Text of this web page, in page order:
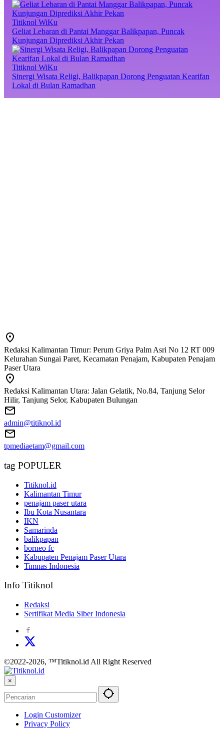
Titiknol WiKu
Geliat Lebaran di Pantai Manggar Balikpapan, Puncak
Kunjungan Diprediksi Akhir Pekan
Titiknol WiKu
Sinergi Wisata Religi, Balikpapan Dorong Penguatan Kearifan
Lokal di Bulan Ramadhan
Redaksi Kalimantan Timur: Perum Griya Palm Asri No 12 RT 009
Kelurahan Sungai Paret, Kecamatan Penajam, Kabupaten Penajam
Paser Utara
Redaksi Kalimantan Utara: Jalan Gelatik, No.84, Tanjung Selor
Hilir, Tanjung Selor, Kabupaten Bulungan
admin@titiknol.id
tpmediaetam@gmail.com
tag POPULER
Titiknol.id
Kalimantan Timur
penajam paser utara
Ibu Kota Nusantara
IKN
Samarinda
balikpapan
borneo fc
Kabupaten Penajam Paser Utara
Timnas Indonesia
Info Titiknol
Redaksi
Sertifikat Media Siber Indonesia
©2022-2026, ™Titiknol.id All Right Reserved
×
Login Customizer
Privacy Policy